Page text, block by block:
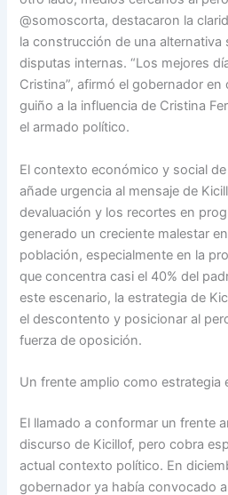
@somoscorta, destacaron la
la construcción de una alternativa
disputas internas. “Los mejores
Cristina”, afirmó el gobernador
guiño a la influencia de Cristina
el armado político.
El contexto económico y social
añade urgencia al mensaje de
devaluación y los recortes en
generado un creciente malestar
población, especialmente en la
que concentra casi el 40% del
este escenario, la estrategia de
el descontento y posicionar al
fuerza de oposición.
Un frente amplio como estrategia
El llamado a conformar un frente
discurso de Kicillof, pero cobra
actual contexto político. En
gobernador ya había convocado